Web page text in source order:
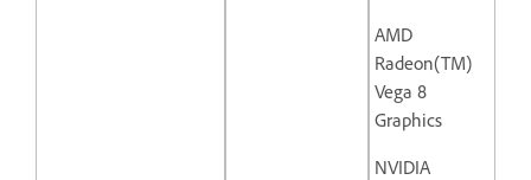
AMD
Radeon(TM)
Vega 8
Graphics
NVIDIA